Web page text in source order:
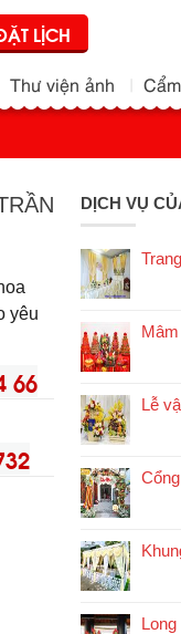
LỊCH
Thư viện ảnh
yêu
66
DỊCH VỤ
Lễ